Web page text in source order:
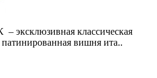
классическая
патинированная вишня ита..